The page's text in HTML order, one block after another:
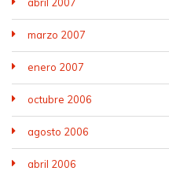
marzo 2007
enero 2007
octubre 2006
agosto 2006
abril 2006